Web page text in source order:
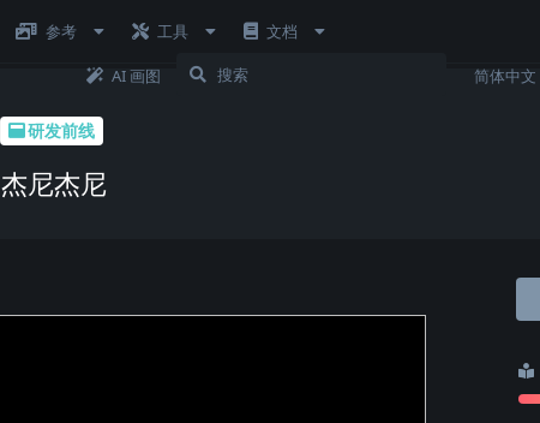
参考 工具 文档
AI 画图 简体中文
研发前线
杰尼杰尼